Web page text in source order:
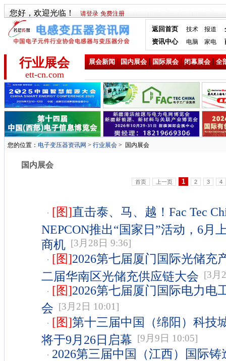
您好，欢迎光临！ 请登录 免费注册
返回首页 技术 报道
资讯中心
电脑 家电
行业展会
ett-cn.com
展会新闻|国内展会|国际展会|闭幕展会|全
您的位置： 电子变压器资讯网 > 行业展会 > 国内展会
国内展会
首页 上一页 1 2 3 4
· [图]直击泰、马、越！Fac Tec
NEPCON推出“国家日”活动，6月
商机
[3月28日 9:36]
· [图]2026第七届厦门国际光储充
二届华南区光储充供应链大会 [3月
· [图]2026第七届厦门国际电力电
会 [3月2日 10:01]
· [图]第十三届中国（绵阳）科技
将于9月26日启幕 [9月9日 10:05]
· 2026第三届中国（江西）国际